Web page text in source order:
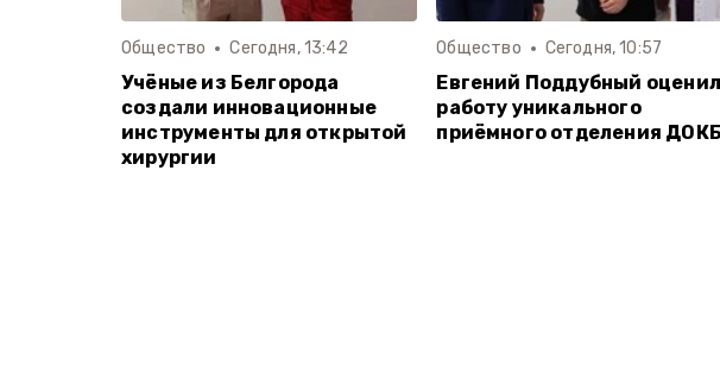
Общество Сегодня, 13:42
Учёные из Белгорода
создали инновационные
инструменты для открытой
хирургии
Общество Сегодня, 10:57
Евгений Поддубный оценил
работу уникального
приёмного отделения ДОКБ